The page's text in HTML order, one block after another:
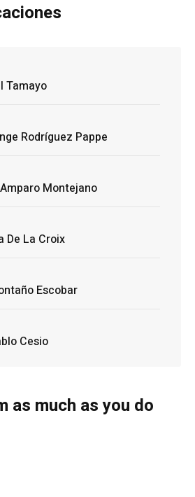
Tamayo
Rodríguez Pappe
Montejano
De La Croix
Escobar
Cesio
as much as you do